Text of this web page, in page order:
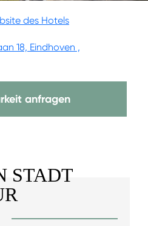
des Hotels
18, Eindhoven ,
anfragen
STADT